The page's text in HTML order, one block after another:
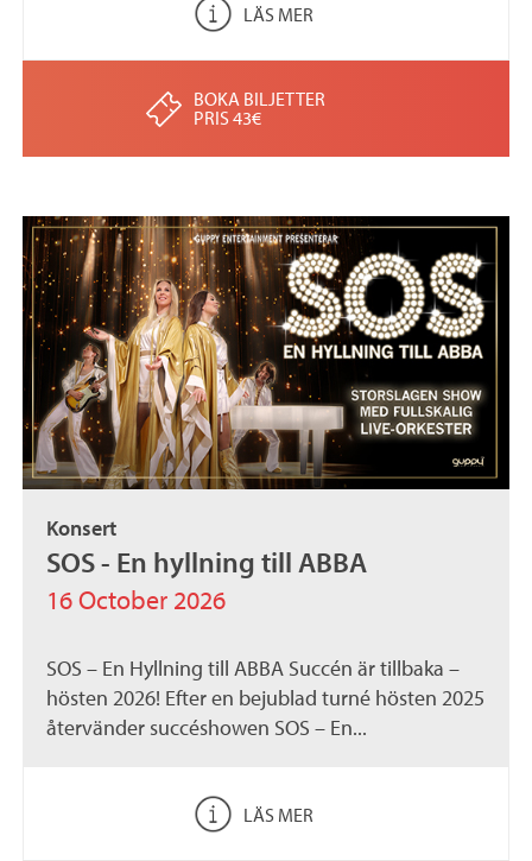
LÄS MER
BOKA BILJETTER
PRIS 43€
Konsert
SOS - En hyllning till ABBA
16 October 2026
SOS – En Hyllning till ABBA Succén är tillbaka –
hösten 2026! Efter en bejublad turné hösten 2025
återvänder succéshowen SOS – En...
LÄS MER